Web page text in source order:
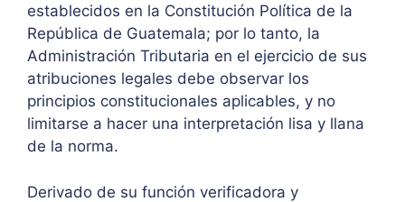
establecidos en la Constitución Política de la
República de Guatemala; por lo tanto, la
Administración Tributaria en el ejercicio de sus
atribuciones legales debe observar los
principios constitucionales aplicables, y no
limitarse a hacer una interpretación lisa y llana
de la norma.
Derivado de su función verificadora y